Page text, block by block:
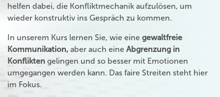
helfen dabei, die Konfliktmechanik aufzulösen, um
wieder konstruktiv ins Gespräch zu kommen.
In unserem Kurs lernen Sie, wie eine gewaltfreie
Kommunikation, aber auch eine Abgrenzung in
Konflikten gelingen und so besser mit Emotionen
umgegangen werden kann. Das faire Streiten steht hier
im Fokus.